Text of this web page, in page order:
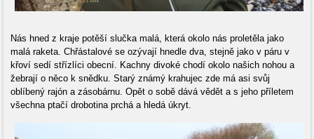
Nás hned z kraje potěší slučka malá, která okolo nás proletěla jako
malá raketa. Chřástalové se ozývají hnedle dva, stejně jako v páru v
křoví sedí střízlíci obecní. Kachny divoké chodí okolo našich nohou a
žebrají o něco k snědku. Starý známý krahujec zde má asi svůj
oblíbený rajón a zásobárnu. Opět o sobě dává vědět a s jeho příletem
všechna ptačí drobotina prchá a hledá úkryt.